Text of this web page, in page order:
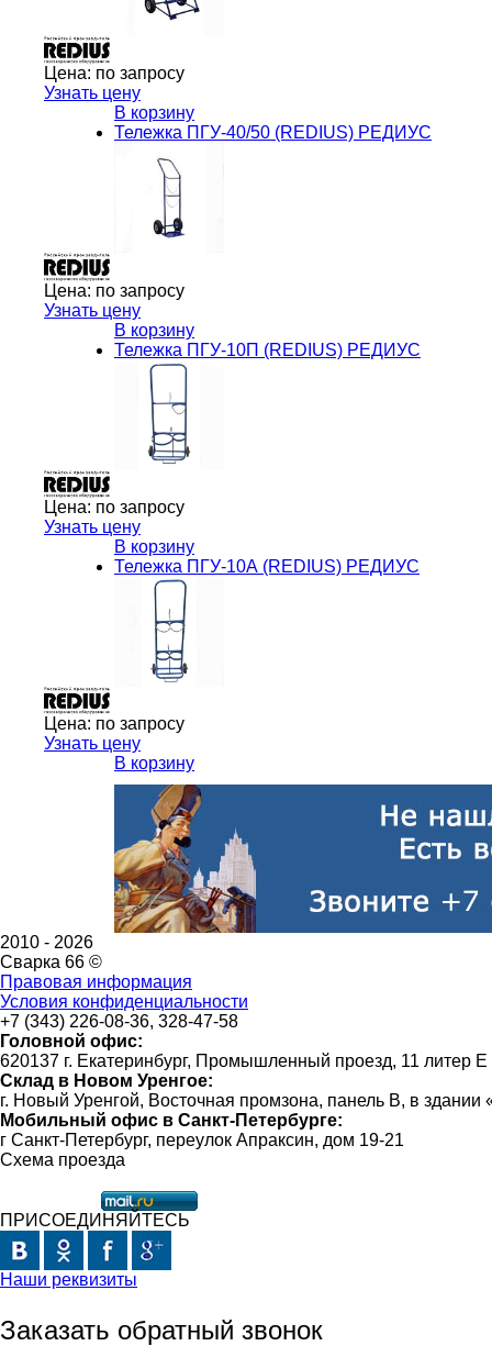
Цена: по запросу
Узнать цену
В корзину
Тележка ПГУ-40/50 (REDIUS) РЕДИУС
Цена: по запросу
Узнать цену
В корзину
Тележка ПГУ-10П (REDIUS) РЕДИУС
Цена: по запросу
Узнать цену
В корзину
Тележка ПГУ-10А (REDIUS) РЕДИУС
Цена: по запросу
Узнать цену
В корзину
2010 - 2026
Сварка 66 ©
Правовая информация
Условия конфиденциальности
+7 (343) 226-08-36, 328-47-58
Головной офис:
620137 г. Екатеринбург, Промышленный проезд, 11 литер Е
Склад в Новом Уренгое:
г. Новый Уренгой, Восточная промзона, панель В, в
Мобильный офис в Санкт-Петербурге:
г Санкт-Петербург, переулок Апраксин, дом 19-21
Схема проезда
ПРИСОЕДИНЯЙТЕСЬ
Наши реквизиты
Заказать обратный звонок